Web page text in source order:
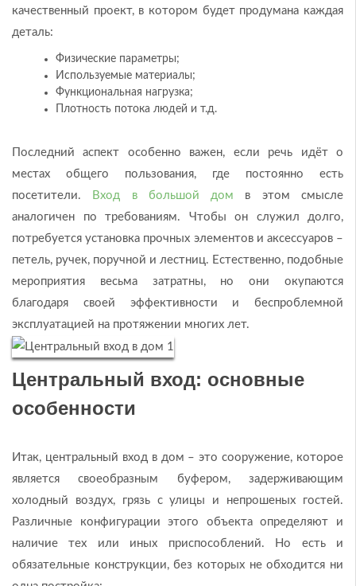
качественный проект, в котором будет продумана каждая
деталь:
Физические параметры;
Используемые материалы;
Функциональная нагрузка;
Плотность потока людей и т.д.
Последний аспект особенно важен, если речь идёт о
местах общего пользования, где постоянно есть
посетители.
Вход в большой дом в этом смысле
аналогичен по требованиям. Чтобы он служил долго,
потребуется установка прочных элементов и аксессуаров –
петель, ручек, поручной и лестниц. Естественно, подобные
мероприятия весьма затратны, но они окупаются
благодаря своей эффективности и беспроблемной
эксплуатацией на протяжении многих лет.
Центральный вход: основные
особенности
Итак, центральный вход в дом – это сооружение, которое
является своеобразным буфером, задерживающим
холодный воздух, грязь с улицы и непрошеных гостей.
Различные конфигурации этого объекта определяют и
наличие тех или иных приспособлений. Но есть и
обязательные конструкции, без которых не обходится ни